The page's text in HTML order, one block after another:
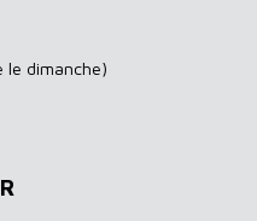
le dimanche)